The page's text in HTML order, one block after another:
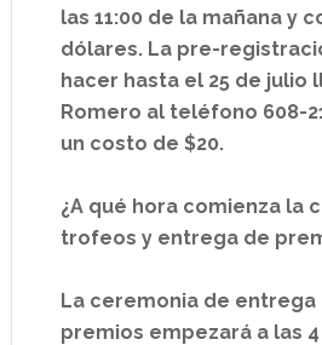
las 11:00 de la mañana y
dólares. La pre-
hacer hasta el 25 de julio
Romero al teléfono 608-
un costo de $20.
¿A qué hora comienza la
trofeos y entrega de
La ceremonia de
premios empezará a las